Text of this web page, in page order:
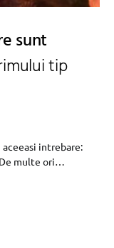
sunt
tip
intrebare:
De multe ori…